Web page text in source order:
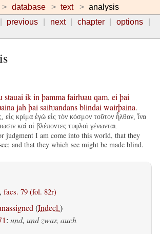
database text
analysis
previous next chapter
options
stauai ikin þamma fairƕau qam, ei þai
jah þai saiƕandansblindai wairþaina.
εἰς κρίμα ἐγὼ εἰς τὸν κόσμον τοῦτον ἦλθον, ἵνα
καὶ οἱ βλέποντες τυφλοὶ γένωνται.
judgment I am come into this world, that they
and that they which see might be made blind.
facs. 79 (fol. 82r)
(Indecl.)
: und, und zwar, auch